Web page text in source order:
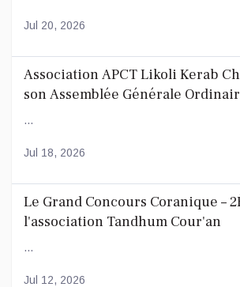
Jul 20, 2026
Association APCT Likoli Kerab
son Assemblée Générale
...
Jul 18, 2026
Le Grand Concours Coranique –
l'association Tandhum Cour'an
...
Jul 12, 2026